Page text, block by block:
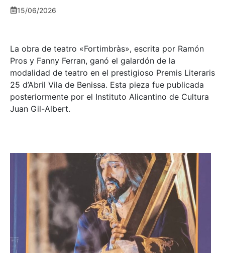
15/06/2026
La obra de teatro «Fortimbràs», escrita por Ramón
Pros y Fanny Ferran, ganó el galardón de la
modalidad de teatro en el prestigioso Premis Literaris
25 d’Abril Vila de Benissa. Esta pieza fue publicada
posteriormente por el Instituto Alicantino de Cultura
Juan Gil-Albert.